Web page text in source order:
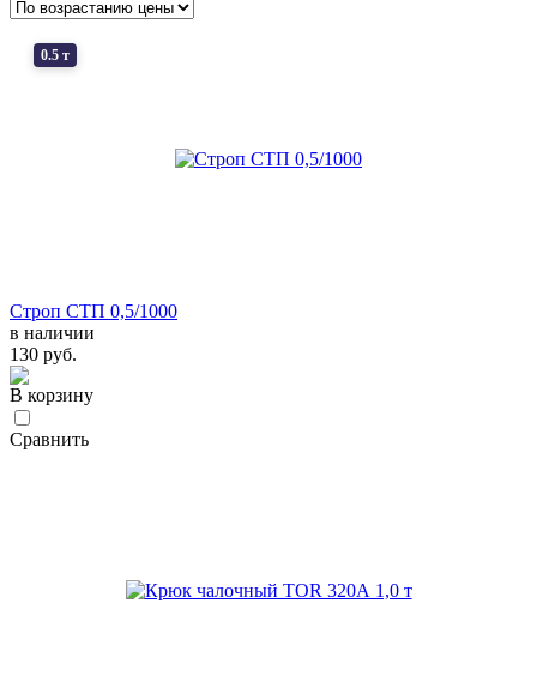
0.5 т
Строп СТП 0,5/1000
в наличии
130 руб.
В корзину
Сравнить